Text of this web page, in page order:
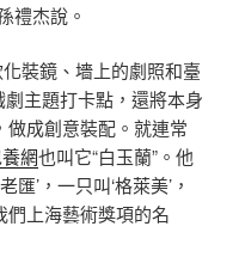
禮杰說。
裝鏡、墻上的劇照和臺
主題打卡點，還將本身
成創意裝配。就連常
網也叫它“白玉蘭”。他
’，一只叫‘格萊美’，
們上海藝術獎項的名